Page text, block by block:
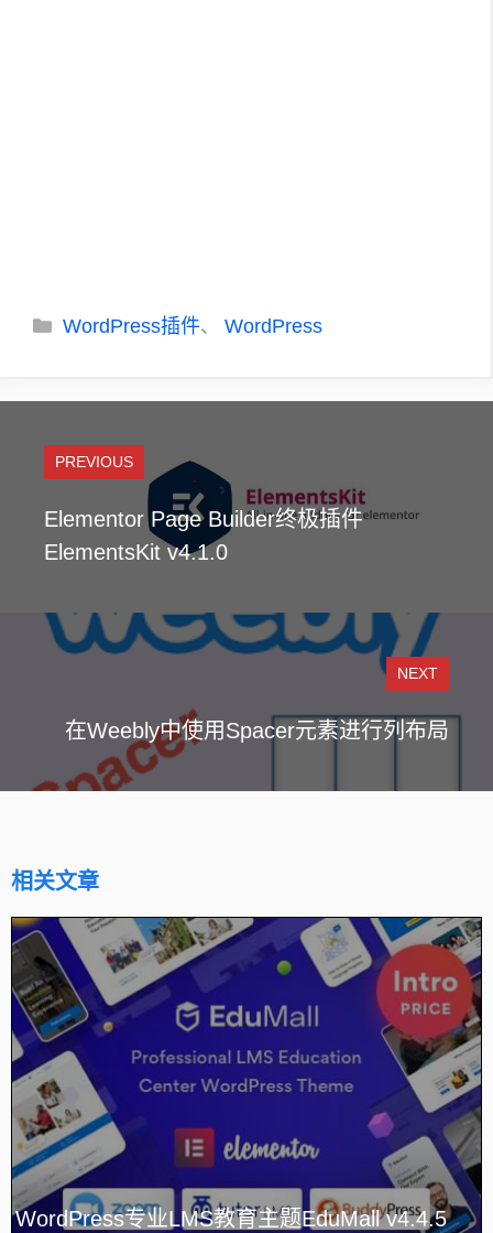
分
WordPress插件、WordPress
PREVIOUS
Elementor Page Builder终极插件
ElementsKit v4.1.0
NEXT
在Weebly中使用Spacer元素进行列布局
相关文章
WordPress专业LMS教育主题EduMall v4.4.5